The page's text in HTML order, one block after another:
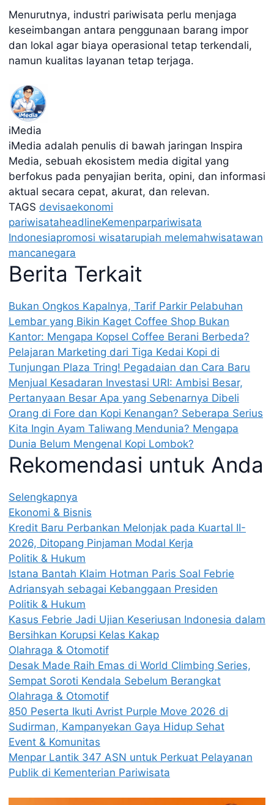
Menurutnya, industri pariwisata perlu menjaga
keseimbangan antara penggunaan barang impor
dan lokal agar biaya operasional tetap terkendali,
namun kualitas layanan tetap terjaga.
iMedia
iMedia adalah penulis di bawah jaringan Inspira
Media, sebuah ekosistem media digital yang
berfokus pada penyajian berita, opini, dan informasi
aktual secara cepat, akurat, dan relevan.
TAGS devisaekonomi
pariwisataheadlineKemenparpariwisata
Indonesiapromosi wisatarupiah melemahwisatawan
mancanegara
Berita Terkait
Bukan Ongkos Kapalnya, Tarif Parkir Pelabuhan
Lembar yang Bikin Kaget Coffee Shop Bukan
Kantor: Mengapa Kopsel Coffee Berani Berbeda?
Pelajaran Marketing dari Tiga Kedai Kopi di
Tunjungan Plaza Tring! Pegadaian dan Cara Baru
Menjual Kesadaran Investasi URI: Ambisi Besar,
Pertanyaan Besar Apa yang Sebenarnya Dibeli
Orang di Fore dan Kopi Kenangan? Seberapa Serius
Kita Ingin Ayam Taliwang Mendunia? Mengapa
Dunia Belum Mengenal Kopi Lombok?
Rekomendasi untuk Anda
Selengkapnya
Ekonomi & Bisnis
Kredit Baru Perbankan Melonjak pada Kuartal II-
2026, Ditopang Pinjaman Modal Kerja
Politik & Hukum
Istana Bantah Klaim Hotman Paris Soal Febrie
Adriansyah sebagai Kebanggaan Presiden
Politik & Hukum
Kasus Febrie Jadi Ujian Keseriusan Indonesia dalam
Bersihkan Korupsi Kelas Kakap
Olahraga & Otomotif
Desak Made Raih Emas di World Climbing Series,
Sempat Soroti Kendala Sebelum Berangkat
Olahraga & Otomotif
850 Peserta Ikuti Avrist Purple Move 2026 di
Sudirman, Kampanyekan Gaya Hidup Sehat
Event & Komunitas
Menpar Lantik 347 ASN untuk Perkuat Pelayanan
Publik di Kementerian Pariwisata